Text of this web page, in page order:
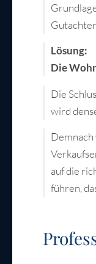
Lösung:
Die
Die
wird
auf die
führen,